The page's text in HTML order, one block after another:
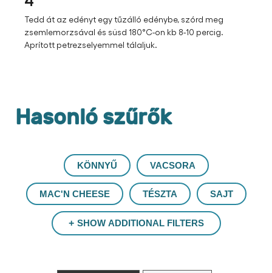
Tedd át az edényt egy tűzálló edénybe, szórd meg
zsemlemorzsával és süsd 180°C-on kb 8-10 percig.
Aprított petrezselyemmel tálaljuk.
Hasonló szűrők
KÖNNYŰ VACSORA
MAC'N CHEESE TÉSZTA SAJT
SHOW ADDITIONAL FILTERS